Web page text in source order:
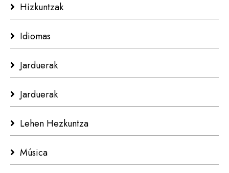
Hizkuntzak
Idiomas
Jarduerak
Jarduerak
Lehen Hezkuntza
Música